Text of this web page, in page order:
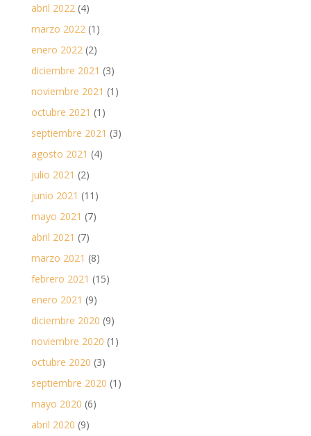
abril 2022(4)
marzo 2022(1)
enero 2022(2)
diciembre 2021 (3)
noviembre 2021 (1)
octubre 2021 (1)
septiembre 2021 (3)
agosto 2021 (4)
julio 2021 (2)
junio 2021 (11)
mayo 2021 (7)
abril 2021 (7)
marzo 2021 (8)
febrero 2021 (15)
enero 2021 (9)
diciembre 2020 (9)
noviembre 2020 (1)
octubre 2020 (3)
septiembre 2020 (1)
mayo 2020 (6)
abril 2020 (9)